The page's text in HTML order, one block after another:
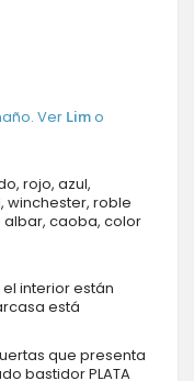
Ver Limo
rojo, azul,
winchester, roble
caoba, color
interior están
está
que presenta
bastidor PLATA